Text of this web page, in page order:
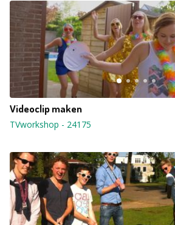
Videoclip maken
TVworkshop - 24175